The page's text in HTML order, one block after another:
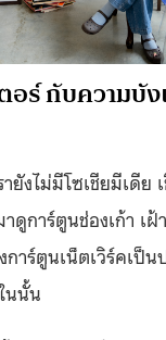
อร์ กับความบั
ยังไม่มีโซเชียมีเดีย
ดูการ์ตูนช่องเก้า เ
าร์ตูนเน็ตเวิร์คเป็
นนั้น